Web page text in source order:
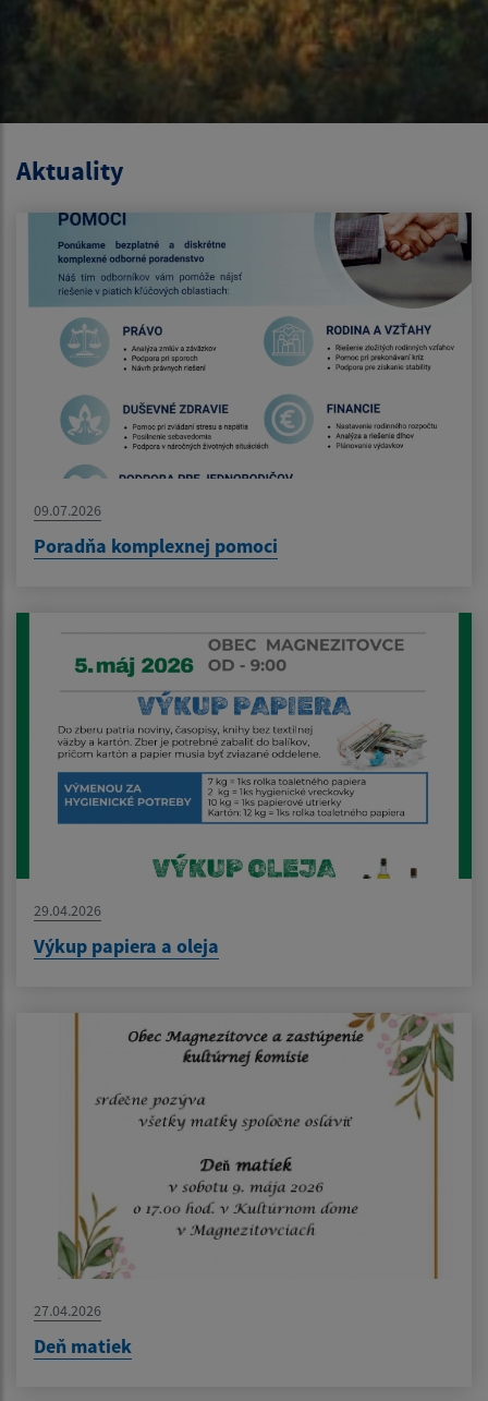
Aktuality
09.07.2026
Poradňa komplexnej pomoci
29.04.2026
Výkup papiera a oleja
27.04.2026
Deň matiek